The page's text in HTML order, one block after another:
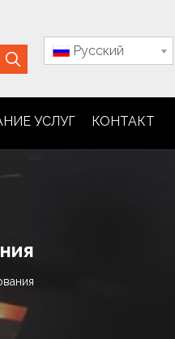
Pусский
УСЛУГ КОНТАКТ